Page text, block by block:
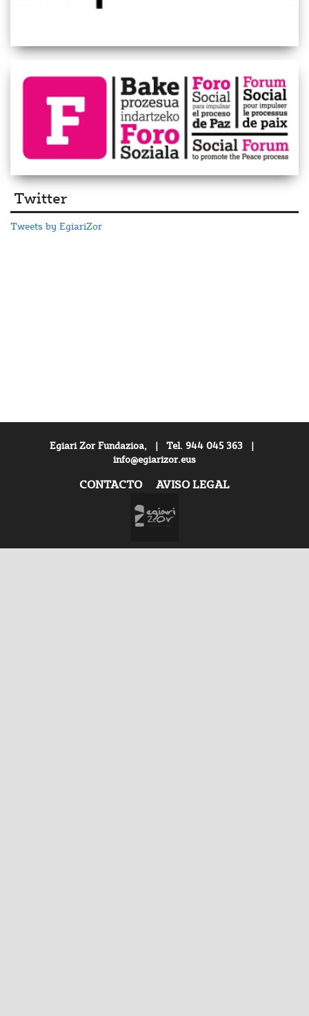
Twitter
Tweets by EgiariZor
Egiari Zor Fundazioa, | Tel. 944 045 363 |
info@egiarizor.eus
CONTACTO AVISO LEGAL